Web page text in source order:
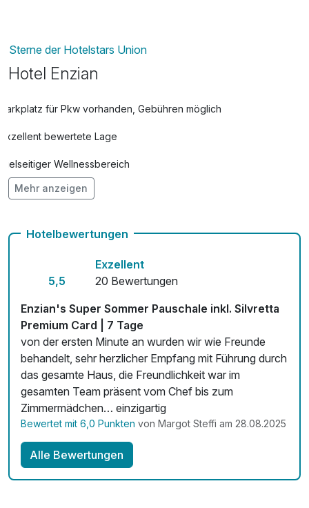
Sterne der Hotelstars Union
Hotel Enzian
Parkplatz für Pkw vorhanden, Gebühren möglich
Exzellent bewertete Lage
Vielseitiger Wellnessbereich
Hunde im Hotel erlaubt für 19,00 € pro Stück / Nacht
Mehr anzeigen
Hotelbewertungen
5,5
Exzellent
20 Bewertungen
Enzian's Super Sommer Pauschale inkl. Silvretta
Premium Card | 7 Tage
von der ersten Minute an wurden wir wie Freunde
behandelt, sehr herzlicher Empfang mit Führung durch
das gesamte Haus, die Freundlichkeit war im
gesamten Team präsent vom Chef bis zum
Zimmermädchen… einzigartig
Bewertet mit 6,0 Punkten von Margot Steffi am 28.08.2025
Alle Bewertungen